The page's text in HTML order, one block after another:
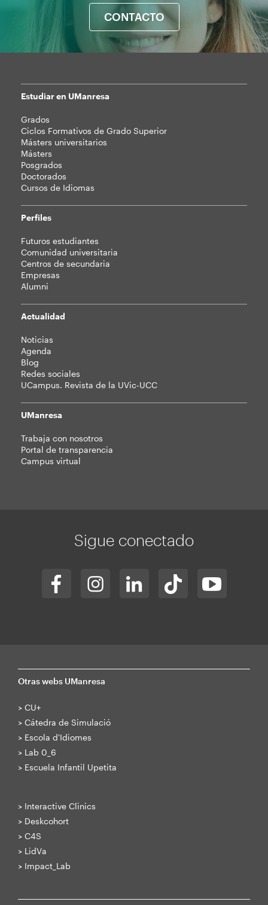
CONTACTO
Mapa
web
Estudiar en UManresa
Grados
Ciclos Formativos de Grado Superior
Másters universitarios
Másters
Posgrados
Doctorados
Cursos de Idiomas
Perfiles
Futuros estudiantes
Comunidad universitaria
Centros de secundaria
Empresas
Alumni
Actualidad
Noticias
Agenda
Blog
Redes sociales
UCampus. Revista de la UVic-UCC
UManresa
Trabaja con nosotros
Portal de transparencia
Campus virtual
Sigue conectado
Otras webs UManresa
> CU+
> Cátedra de Simulació
> Escola d'Idiomes
> Lab 0_6
> Escuela Infantil Upetita
> Interactive Clinics
> Deskcohort
> C4S
> LidVa
> Impact_Lab